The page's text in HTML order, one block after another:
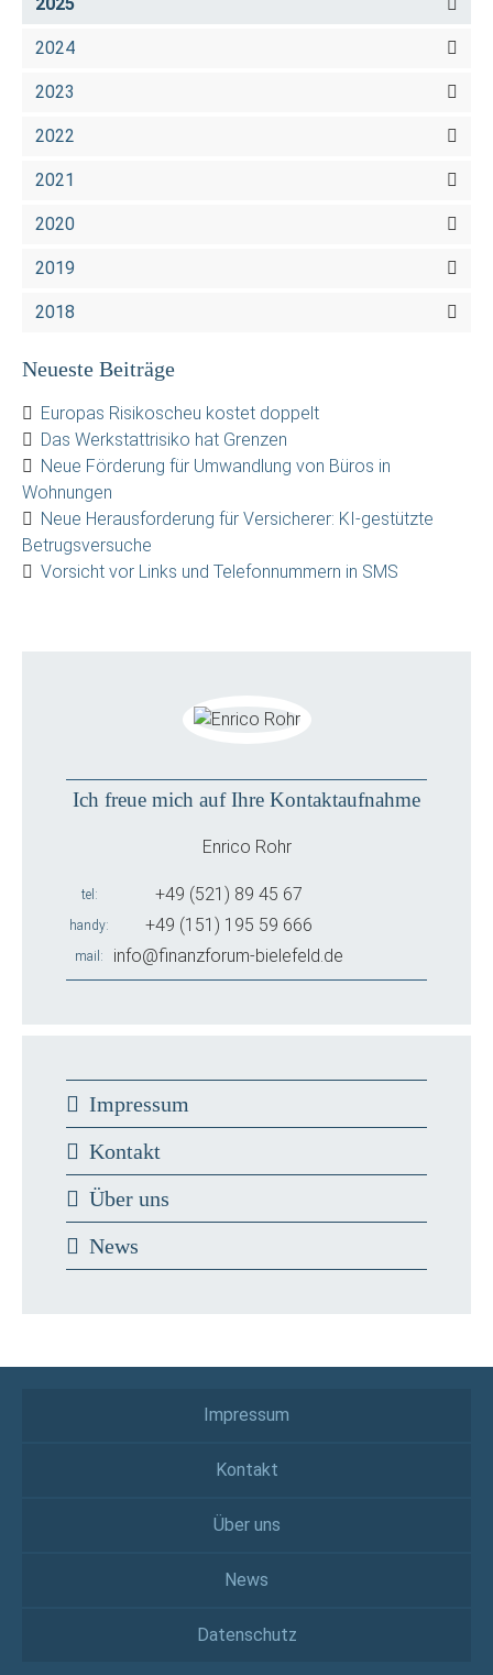
2024
2023
2022
2021
2020
2019
2018
Neueste Beiträge
Europas Risikoscheu kostet doppelt
Das Werkstattrisiko hat Grenzen
Neue Förderung für Umwandlung von Büros in
Wohnungen
Neue Herausforderung für Versicherer: KI-gestützte
Betrugsversuche
Vorsicht vor Links und Telefonnummern in SMS
Ich freue mich auf Ihre Kontaktaufnahme
Enrico Rohr
tel +49 (521) 89 45 67
handy +49 (151) 195 59 666
mail info@finanzforum-bielefeld.de
Impressum
Kontakt
Über uns
News
Impressum
Kontakt
Über uns
News
Datenschutz